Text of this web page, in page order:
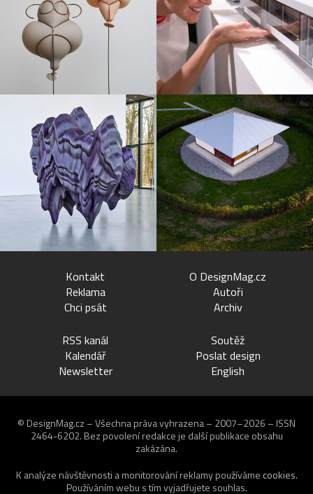
Kontakt
Reklama
Chci psát
O DesignMag.cz
Autoři
Archiv
RSS kanál
Kalendář
Newsletter
Soutěž
Poslat design
English
© DesignMag.cz – Všechna práva vyhrazena – 2007–2026 – ISSN
2464-6202. Bez povolení redakce je další publikace obsahu
zakázána.
K analýze návštěvnosti a monitorování reklamy používáme cookies.
Používáním webu s tím vyjadřujete souhlas.